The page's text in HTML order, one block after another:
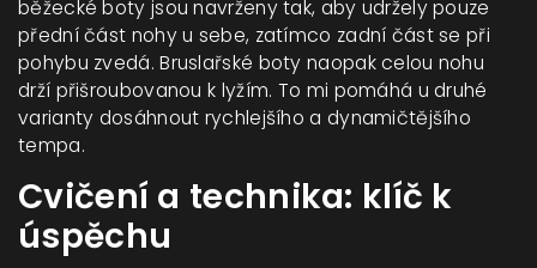
běžecké boty jsou navrženy tak, aby udržely pouze
přední část nohy u sebe, zatímco zadní část se při
pohybu zvedá. Bruslařské boty naopak celou nohu
drží přišroubovanou k lyžím. To mi pomáhá u druhé
varianty dosáhnout rychlejšího a dynamičtějšího
tempa.
Cvičení a technika: klíč k
úspěchu